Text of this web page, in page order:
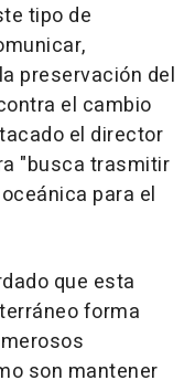
tipo de
preservación del
el cambio
el director
"busca trasmitir
para el
que esta
forma
son mantener